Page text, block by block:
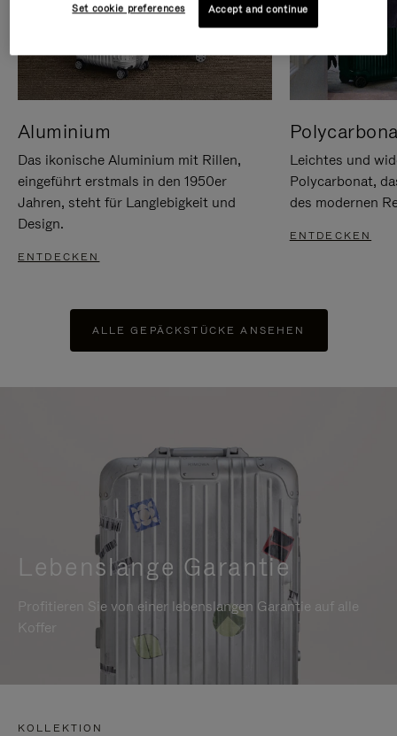
Aluminium
Das ikonische Aluminium mit Rillen,
eingeführt erstmals in den 1950er
Jahren, steht für Langlebigkeit und
Design.
ENTDECKEN
Leichtes und
Polycarbonat,
des modernen
ENTDECKEN
ALLE GEPÄCKSTÜCKE ANSEHEN
Lebenslange Garantie
Profitieren Sie von einer lebenslangen Garantie auf alle
Koffer
KOLLEKTION
Set cookie preferences Accept and continue